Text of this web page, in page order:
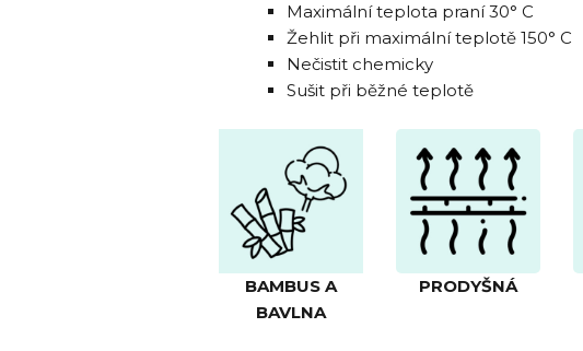
Maximální teplota praní 30° C
Žehlit při maximální teplotě 150° C
Nečistit chemicky
Sušit při běžné teplotě
BAMBUS A
BAVLNA
PRODYŠNÁ